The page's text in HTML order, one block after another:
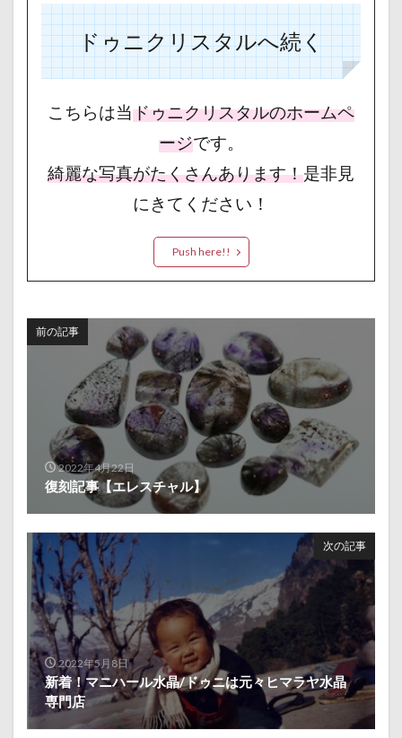
ドゥニクリスタルへ続く
こちらは当ドゥニクリスタルのホームペ
ージです。
綺麗な写真がたくさんあります！是非見
にきてください！
Push here!!
前の記事
2022年4月22日
復刻記事【エレスチャル】
次の記事
2022年5月8日
新着！マニハール水晶/ドゥニは元々ヒマラヤ水晶
専門店